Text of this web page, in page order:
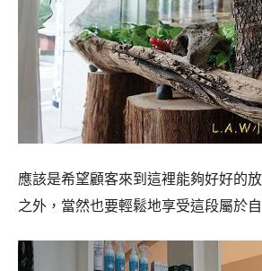
應該是希望顧客來到這裡能夠好好的
之外，當然也要輕鬆地享受這段屬於